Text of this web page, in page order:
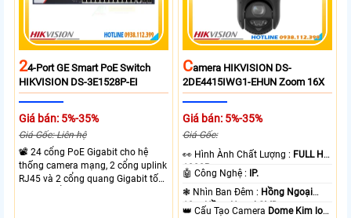
24-Port GE Smart PoE Switch
HIKVISION DS-3E1528P-EI
Giá bán: 5%-35%
Giá Gốc: Liên hệ
📽 24 cổng PoE Gigabit cho hệ
thống camera mạng, 2 cổng uplink
RJ45 và 2 cổng quang Gigabit tốc
CAmera HIKVISION DS-
2DE4415IWG1-EHUN Zoom 16X
Giá bán: 5%-35%
Giá Gốc:
️👀 Hình Ành Chất Lượng : FULL HD
1080P .
🤖️ Công Nghệ :
IP.
❃ Nhìn Ban Đêm : Hồng Ngoại
10m Hồng Ngoại SMD.
👑 Cấu Tạo Camera Dome Kim loại